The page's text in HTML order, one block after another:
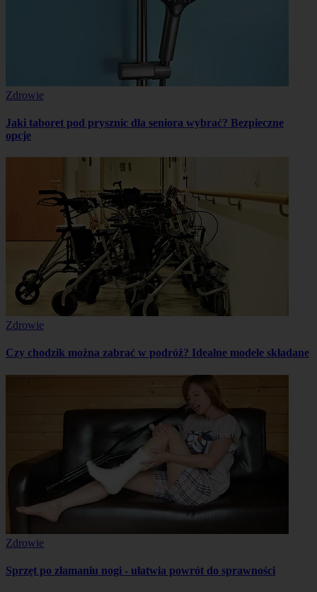
Zdrowie
Jaki taboret pod prysznic dla seniora wybrać? Bezpieczne
opcje
Zdrowie
Czy chodzik można zabrać w podróż? Idealne modele składane
Zdrowie
Sprzęt po złamaniu nogi - ułatwia powrót do sprawności